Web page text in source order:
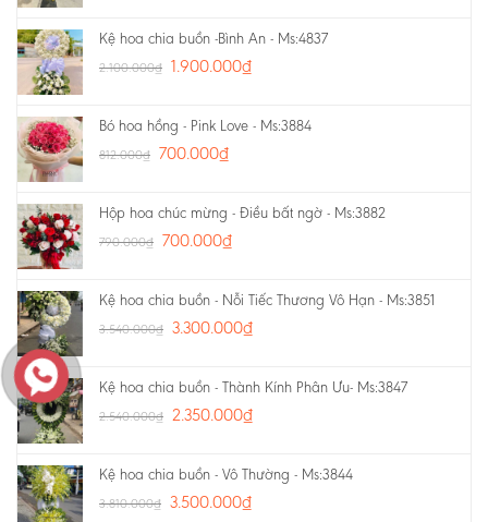
Kệ hoa chia buồn -Bình An - Ms:4837
2.100.000₫ 1.900.000₫
Bó hoa hồng - Pink Love - Ms:3884
812.000₫ 700.000₫
Hộp hoa chúc mừng - Điều bất ngờ - Ms:3882
790.000₫ 700.000₫
Kệ hoa chia buồn - Nỗi Tiếc Thương Vô Hạn - Ms:3851
3.540.000₫ 3.300.000₫
Kệ hoa chia buồn - Thành Kính Phân Ưu- Ms:3847
2.540.000₫ 2.350.000₫
Kệ hoa chia buồn - Vô Thường - Ms:3844
3.810.000₫ 3.500.000₫